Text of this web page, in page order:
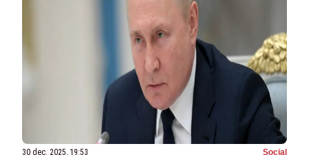
30 dec. 2025, 19:53 Social